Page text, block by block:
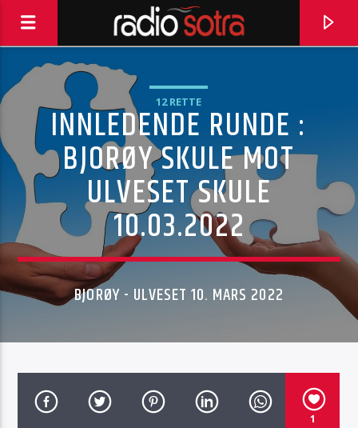
CURRENT TRACK
PETER GABRIEL
12 RETTE
INNLEDENDE RUNDE :
BJORØY SKULE MOT
ULVESET SKULE
10.03.2022
BJORØY - ULVESET 10. MARS 2022
1